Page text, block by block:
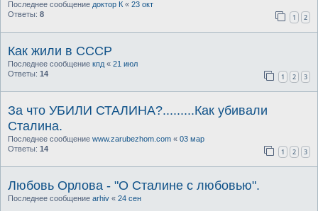
Последнее сообщение доктор К « 23 окт
Ответы: 8 1 2
Как жили в СССР
Последнее сообщение кпд « 21 июл
Ответы: 14 1 2 3
За что УБИЛИ СТАЛИНА?.........Как убивали
Сталина.
Последнее сообщение www.zarubezhom.com « 03 мар
Ответы: 14 1 2 3
Любовь Орлова - "О Сталине с любовью".
Последнее сообщение arhiv « 24 сен